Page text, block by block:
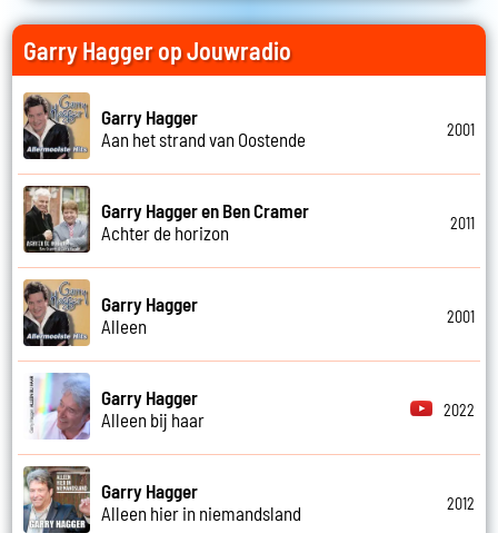
Garry Hagger op Jouwradio
Garry Hagger
Aan het strand van Oostende
2001
Garry Hagger en Ben Cramer
Achter de horizon
2011
Garry Hagger
Alleen
2001
Garry Hagger
Alleen bij haar
2022
Garry Hagger
Alleen hier in niemandsland
2012